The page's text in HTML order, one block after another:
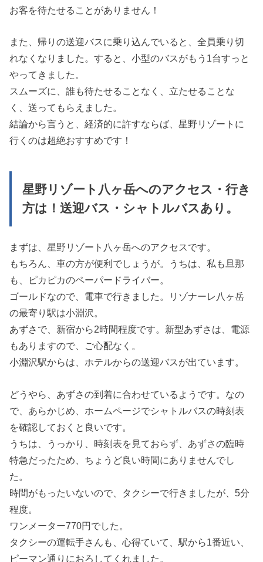
お客を待たせることがありません！
また、帰りの送迎バスに乗り込んでいると、全員乗り切
れなくなりました。すると、小型のバスがもう1台すっと
やってきました。
スムーズに、誰も待たせることなく、立たせることな
く、送ってもらえました。
結論から言うと、経済的に許すならば、星野リゾートに
行くのは超絶おすすめです！
星野リゾート八ヶ岳へのアクセス・行き
方は！送迎バス・シャトルバスあり。
まずは、星野リゾート八ヶ岳へのアクセスです。
もちろん、車の方が便利でしょうが。うちは、私も旦那
も、ピカピカのペーパードライバー。
ゴールドなので、電車で行きました。リゾナーレ八ヶ岳
の最寄り駅は小淵沢。
あずさで、新宿から2時間程度です。新型あずさは、電源
もありますので、ご心配なく。
小淵沢駅からは、ホテルからの送迎バスが出ています。
どうやら、あずさの到着に合わせているようです。なの
で、あらかじめ、ホームページでシャトルバスの時刻表
を確認しておくと良いです。
うちは、うっかり、時刻表を見ておらず、あずさの臨時
特急だったため、ちょうど良い時間にありませんでし
た。
時間がもったいないので、タクシーで行きましたが、5分
程度。
ワンメーター770円でした。
タクシーの運転手さんも、心得ていて、駅から1番近い、
ピーマン通りにおろしてくれました。